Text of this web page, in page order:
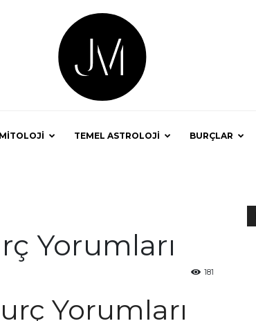
MİTOLOJİ TEMEL ASTROLOJİ BURÇLAR
Yorumları
181
Yorumları